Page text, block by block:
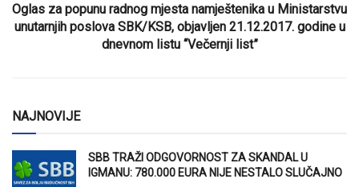
Oglas za popunu radnog mjesta namještenika u Ministarstvu
unutarnjih poslova SBK/KSB, objavljen 21.12.2017. godine u
dnevnom listu “Večernji list”
NAJNOVIJE
SBB TRAŽI ODGOVORNOST ZA SKANDAL U
IGMANU: 780.000 EURA NIJE NESTALO SLUČAJNO